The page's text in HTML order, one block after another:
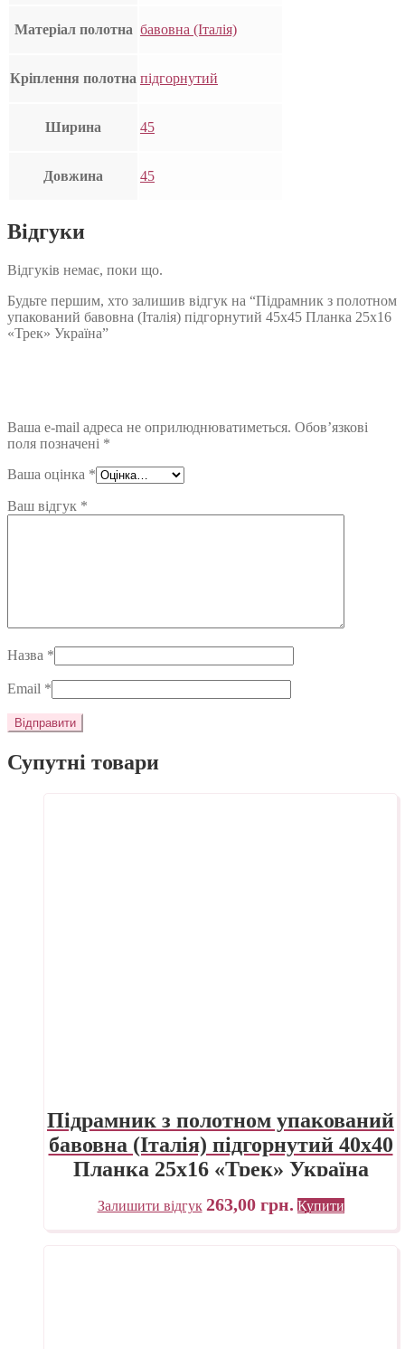
Матеріал полотна бавовна (Італія)
Кріплення полотна підгорнутий
Ширина 45
Довжина 45
Відгуки
Відгуків немає, поки що.
Будьте першим, хто залишив відгук на “Підрамник з полотном
упакований бавовна (Італія) підгорнутий 45х45 Планка 25х16
«Трек» Україна”
Ваша e-mail адреса не оприлюднюватиметься. Обов’язкові
поля позначені *
Ваша оцінка *
Ваш відгук *
Назва *
Email *
Супутні товари
Підрамник з полотном упакований
бавовна (Італія) підгорнутий 40х40
Планка 25х16 «Трек» Україна
Залишити відгук 263,00 грн. Купити